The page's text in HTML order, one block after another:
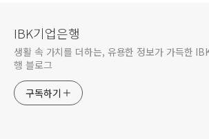
IBK기업은행
생활 속 가치를 더하는, 유용한 정보가 가득한
행 블로그
구독하기